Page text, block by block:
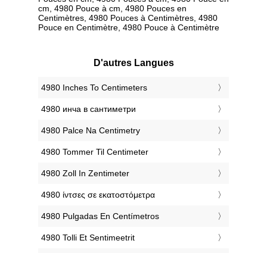
cm, 4980 Pouce à cm, 4980 Pouces en
Centimètres, 4980 Pouces à Centimètres, 4980
Pouce en Centimètre, 4980 Pouce à Centimètre
D'autres Langues
‎4980 Inches To Centimeters
‎4980 инча в сантиметри
‎4980 Palce Na Centimetry
‎4980 Tommer Til Centimeter
‎4980 Zoll In Zentimeter
‎4980 ίντσες σε εκατοστόμετρα
‎4980 Pulgadas En Centímetros
‎4980 Tolli Et Sentimeetrit